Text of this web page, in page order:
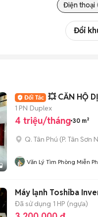
Điện thoại
Đổi
💥 CĂN HỘ
1 PN Duplex
4 triệu/tháng 30 m²
Q. Tân Phú (P. Tân Sơn
Văn Lý Tìm Phòng Miễn
Máy lạnh Toshiba
Đã sử dụng 1 HP (ngựa)